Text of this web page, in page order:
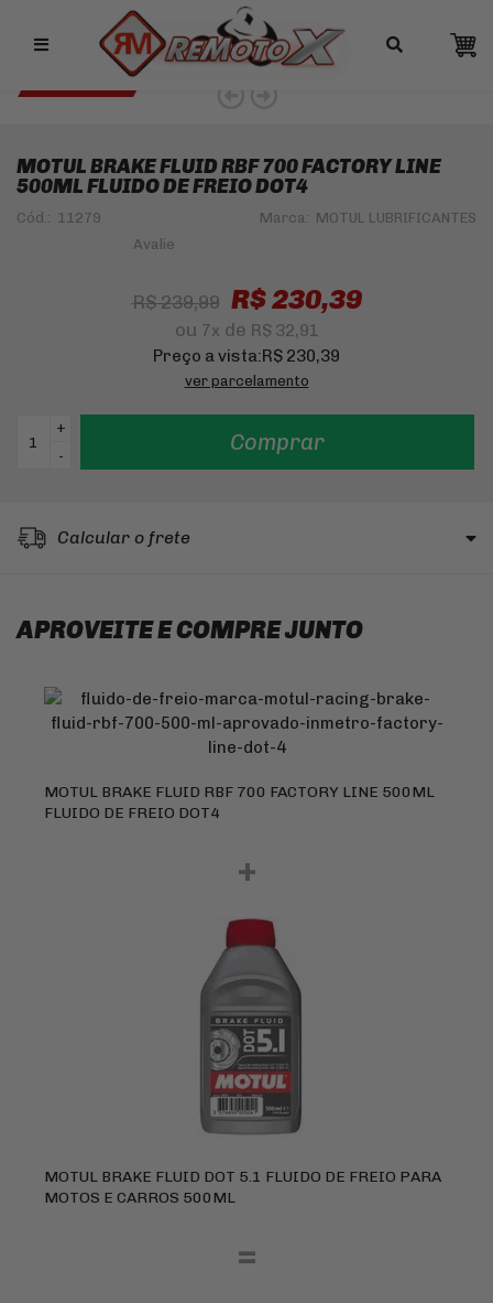
Remotox
10% OFF NO PIX
MOTUL BRAKE FLUID RBF 700 FACTORY LINE
500ML FLUIDO DE FREIO DOT4
Cód.: 11279 Marca: MOTUL LUBRIFICANTES
R$ 239,99 R$ 230,39
ou 7x de R$ 32,91
Preço a vista:R$ 230,39
ver parcelamento
+
-
Comprar
Calcular o frete
APROVEITE E COMPRE JUNTO
MOTUL BRAKE FLUID RBF 700 FACTORY LINE 500ML
FLUIDO DE FREIO DOT4
+
MOTUL BRAKE FLUID DOT 5.1 FLUIDO DE FREIO PARA
MOTOS E CARROS 500ML
=